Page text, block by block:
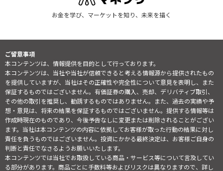
お金を学び、マーケットを知り、未来を描く
ご留意事項
本コンテンツは、情報提供を目的として行っております。
本コンテンツは、当社や当社が信頼できると考える情報源から提供されたもの
を提供していますが、当社はその正確性や完全性について意見を表明し、また
保証するものではございません。有価証券の購入、売却、デリバティブ取引、
その他の取引を推奨し、勧誘するものではありません。また、過去の実績や予
想・意見は、将来の結果を保証するものではございません。提供する情報等は
作成時現在のものであり、今後予告なしに変更または削除されることがござい
ます。当社は本コンテンツの内容に依拠してお客様が取った行動の結果に対し
責任を負うものではございません。投資にかかる最終決定は、お客様ご自身の
判断と責任でなさるようお願いいたします。
本コンテンツでは当社でお取扱している商品・サービス等について言及してい
る部分があります。商品ごとに手数料等およびリスクは異なりますので、詳し